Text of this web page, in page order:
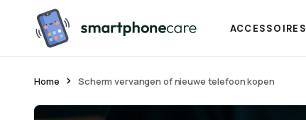
ACCESSOIRES
Home Scherm vervangen of nieuwe telefoon kopen